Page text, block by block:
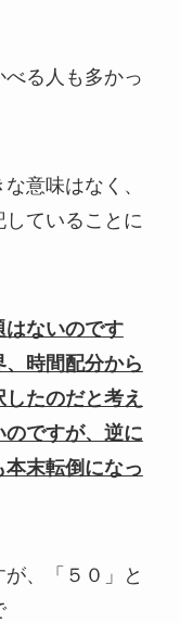
る人も多かっ
意味はなく、
ていることに
はないのです
時間配分から
たのだと考え
のですが、逆に
末転倒になっ
、「５０」と